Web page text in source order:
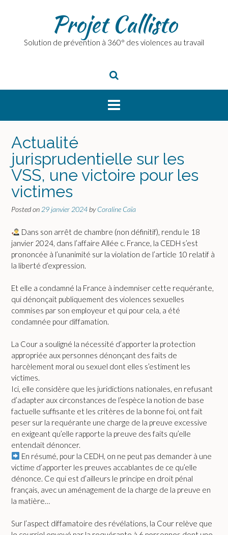
Projet Callisto
Solution de prévention à 360° des violences au travail
Actualité
jurisprudentielle sur les
VSS, une victoire pour les
victimes
Posted on 29 janvier 2024 byCoraline Caïa
Dans son arrêt de chambre (non définitif), rendu le 18
janvier 2024, dans l’affaire Allée c. France, la CEDH s’est
prononcée à l’unanimité sur la violation de l’article 10 relatif à
la liberté d’expression.
Et elle a condamné la France à indemniser cette requérante,
qui dénonçait publiquement des violences sexuelles
commises par son employeur et qui pour cela, a été
condamnée pour diffamation.
La Cour a souligné la nécessité d’apporter la protection
appropriée aux personnes dénonçant des faits de
harcèlement moral ou sexuel dont elles s’estiment les
victimes.
Ici, elle considère que les juridictions nationales, en refusant
d’adapter aux circonstances de l’espèce la notion de base
factuelle suffisante et les critères de la bonne foi, ont fait
peser sur la requérante une charge de la preuve excessive
en exigeant qu’elle rapporte la preuve des faits qu’elle
entendait dénoncer.
En résumé, pour la CEDH, on ne peut pas demander à une
victime d’apporter les preuves accablantes de ce qu’elle
dénonce. Ce qui est d’ailleurs le principe en droit pénal
français, avec un aménagement de la charge de la preuve en
la matière…
Sur l’aspect diffamatoire des révélations, la Cour relève que